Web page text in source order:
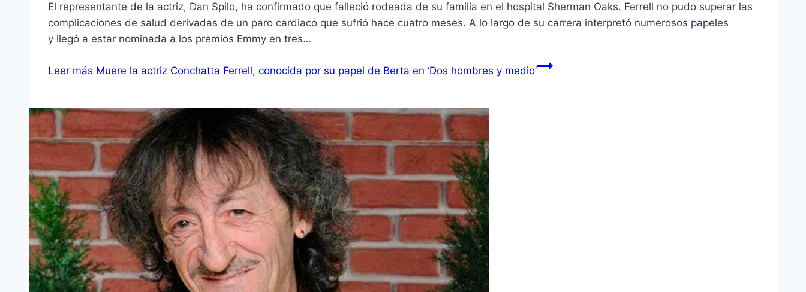
El representante de la actriz, Dan Spilo, ha confirmado que falleció rodeada de su familia en el hospital Sherman Oaks. Ferrell no pudo superar las
complicaciones de salud derivadas de un paro cardiaco que sufrió hace cuatro meses. A lo largo de su carrera interpretó numerosos papeles
y llegó a estar nominada a los premios Emmy en tres…
Leer más Muere la actriz Conchatta Ferrell, conocida por su papel de Berta en ‘Dos hombres y medio’